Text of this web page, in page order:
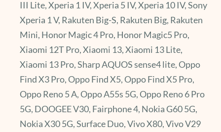
III Lite, Xperia 1 IV, Xperia 5 IV, Xperia 10 IV, Sony
Xperia 1 V, Rakuten Big-S, Rakuten Big, Rakuten
Mini, Honor Magic 4 Pro, Honor Magic5 Pro,
Xiaomi 12T Pro, Xiaomi 13, Xiaomi 13 Lite,
Xiaomi 13 Pro, Sharp AQUOS sense4 lite, Oppo
Find X3 Pro, Oppo Find X5, Oppo Find X5 Pro,
Oppo Reno 5 A, Oppo A55s 5G, Oppo Reno 6 Pro
5G, DOOGEE V30, Fairphone 4, Nokia G60 5G,
Nokia X30 5G, Surface Duo, Vivo X80, Vivo V29